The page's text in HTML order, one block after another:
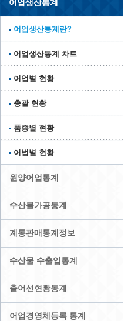
어업생산통계
어업생산통계란?
어업생산통계 차트
어업별 현황
총괄 현황
품종별 현황
어법별 현황
원양어업통계
수산물가공통계
계통판매통계정보
수산물 수출입통계
출어선현황통계
어업경영체등록 통계